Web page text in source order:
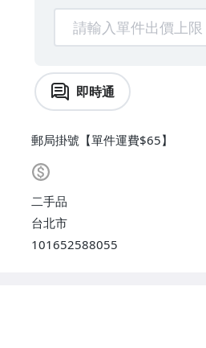
即時通
郵局掛號【單件運費$65】
二手品
台北市
101652588055